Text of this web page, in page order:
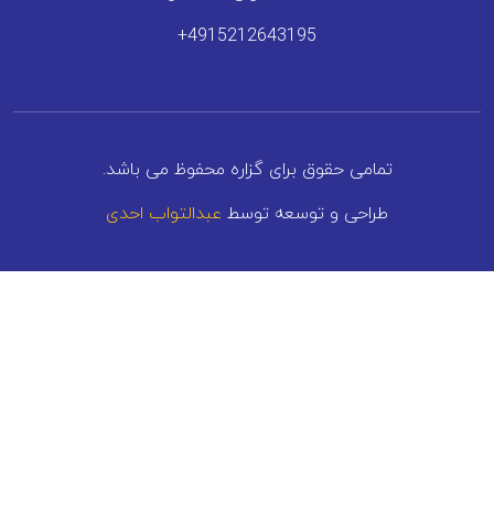
+4915212643195
تمامی حقوق برای گزاره محفوظ می باشد.
طراحی و توسعه توسطعبدالتواب احدی